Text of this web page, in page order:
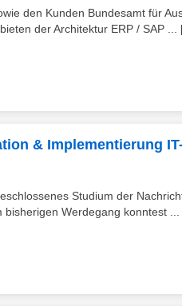
den Kunden Bundesamt für
der Architektur ERP / SAP ...
& Implementierung
Studium der
Werdegang konntest ...